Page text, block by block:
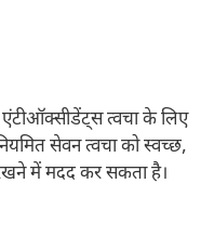
एंटीऑक्सीडेंट्स त्वचा के लिए
सेवन त्वचा को स्वच्छ,
में मदद कर सकता है।